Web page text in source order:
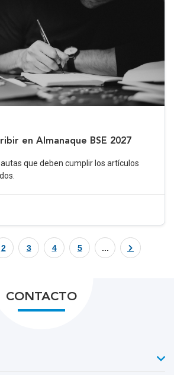
en Almanaque BSE 2027
que deben cumplir los artículos
2 3 4 5 ...
CONTACTO